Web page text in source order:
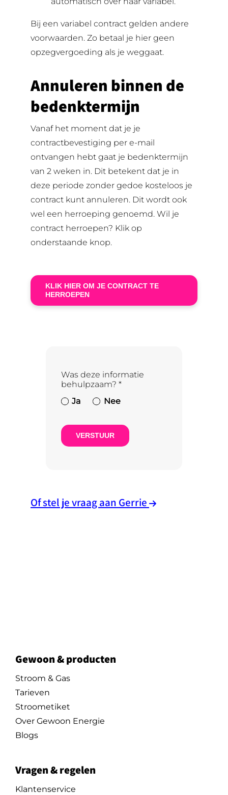
Bij een variabel contract gelden andere
voorwaarden. Zo betaal je hier geen
opzegvergoeding als je weggaat.
Annuleren binnen de
bedenktermijn
Vanaf het moment dat je je
contractbevestiging per e-mail
ontvangen hebt gaat je bedenktermijn
van 2 weken in. Dit betekent dat je in
deze periode zonder gedoe kosteloos je
contract kunt annuleren. Dit wordt ook
wel een herroeping genoemd. Wil je
contract herroepen? Klik op
onderstaande knop.
KLIK HIER OM JE CONTRACT TE
HERROEPEN
Was deze informatie
behulpzaam? *
Ja
Nee
VERSTUUR
Of stel je vraag aan Gerrie
Gewoon & producten
Stroom & Gas
Tarieven
Stroometiket
Over Gewoon Energie
Blogs
Vragen & regelen
Klantenservice